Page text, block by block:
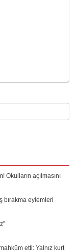
Okulların açılmasını
bırakma eylemleri
etti: Yalnız kurt